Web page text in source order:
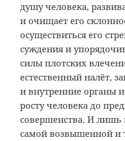
душу человека,
и очищает его
осуществиться его
суждения и
силы плотских
естественный налёт,
и внутренние органы и
росту человека до
совершенства. И лишь
самой возвышенной и